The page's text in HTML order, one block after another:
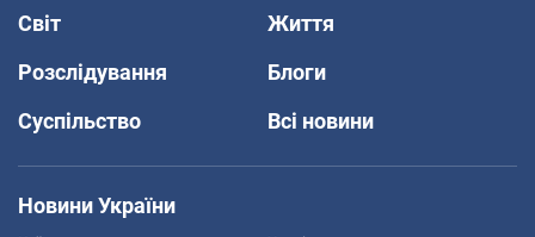
Світ
Життя
Розслідування
Блоги
Суспільство
Всі новини
Новини України